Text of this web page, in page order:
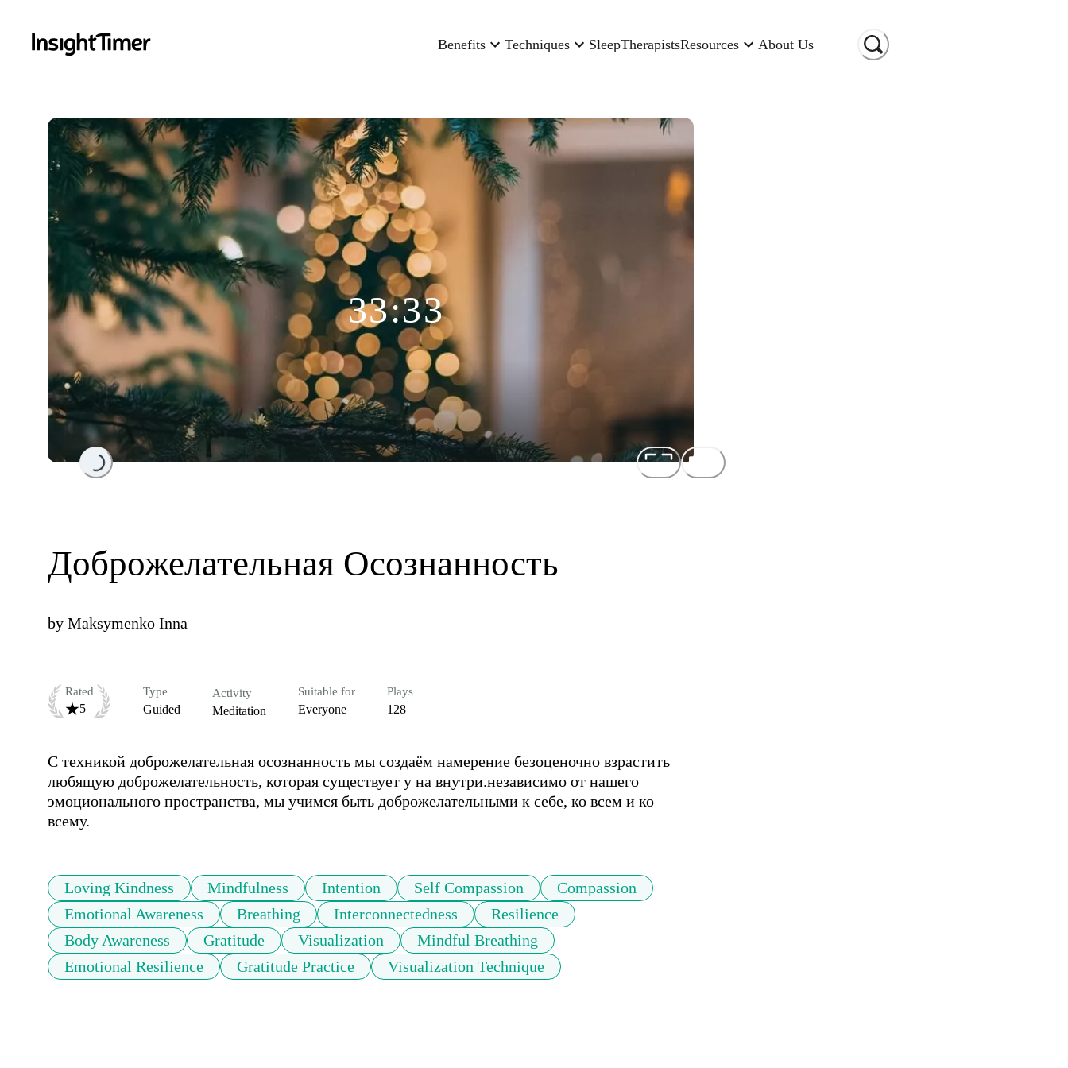
Benefits Techniques SleepTherapistsResources About Us
Loading...
33:33
Доброжелательная Осознанность
by Maksymenko Inna
Rated
5
Type
Guided
Activity
Meditation
Suitable for
Everyone
Plays
128
С техникой доброжелательная осознанность мы создаём намерение безоценочно взрастить
любящую доброжелательность, которая существует у на внутри.независимо от нашего
эмоционального пространства, мы учимся быть доброжелательными к себе, ко всем и ко
всему.
Loving Kindness Mindfulness Intention Self Compassion
Compassion
Emotional Awareness
Breathing Interconnectedness
Resilience
Body Awareness
Gratitude Visualization
Mindful Breathing
Emotional Resilience
Gratitude Practice Visualization Technique